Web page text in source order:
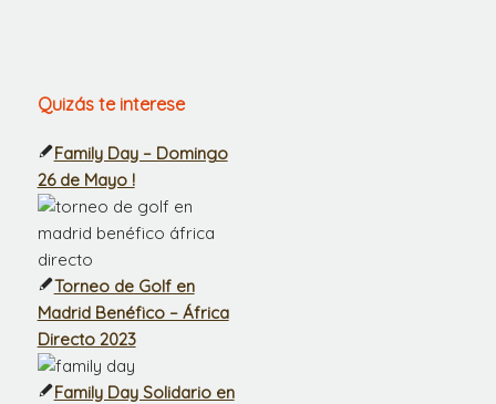
Quizás te interese
Family Day – Domingo
26 de Mayo !
Torneo de Golf en
Madrid Benéfico – África
Directo 2023
Family Day Solidario en